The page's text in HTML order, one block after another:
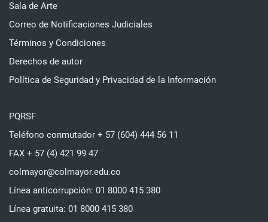
Sala de Arte
Correo de Notificaciones Judiciales
Términos y Condiciones
Derechos de autor
Política de Seguridad y Privacidad de la Información
PQRSF
Teléfono conmutador + 57 (604) 444 56 11
FAX + 57 (4) 421 99 47
colmayor@colmayor.edu.co
Línea anticorrupción: 01 8000 415 380
Línea gratuita: 01 8000 415 380